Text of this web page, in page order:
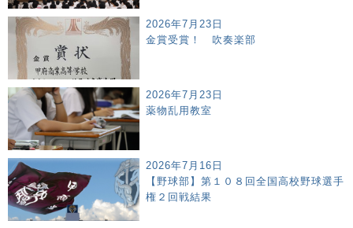
2026年7月23日
金賞受賞！ 吹奏楽部
2026年7月23日
薬物乱用教室
2026年7月16日
【野球部】第１０８回全国高校野球選手
権２回戦結果